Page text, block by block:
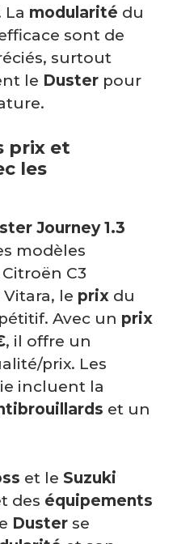
modularité du
sont de
surtout
le Duster pour
prix et
les
Journey 1.3
modèles
C3
le prix du
Avec un prix
, il offre un
prix. Les
incluent la
et un
et le Suzuki
des équipements
Duster se